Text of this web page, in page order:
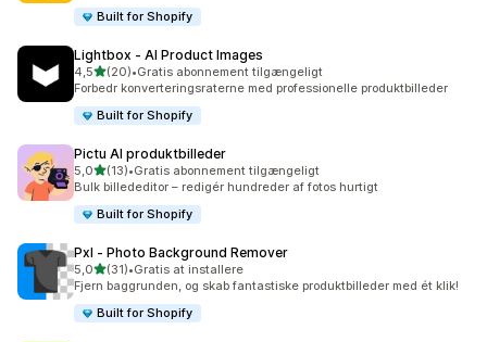
Built for Shopify
Lightbox ‑ AI Product Images
4,5ud af 5 stjerner
(20)
20 anmeldelser i alt
•Gratis abonnement tilgængeligt
Forbedr konverteringsraterne med professionelle produktbilleder
Built for Shopify
Pictu AI produktbilleder
5,0ud af 5 stjerner
(13)
13 anmeldelser i alt
•Gratis abonnement tilgængeligt
Bulk billededitor – redigér hundreder af fotos hurtigt
Built for Shopify
Pxl ‑ Photo Background Remover
5,0ud af 5 stjerner
(31)
31 anmeldelser i alt
•Gratis at installere
Fjern baggrunden, og skab fantastiske produktbilleder med ét klik!
Built for Shopify